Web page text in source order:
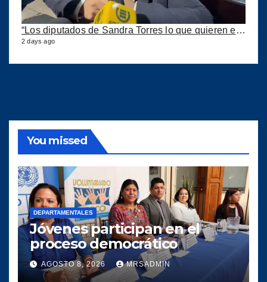
2 days ago
You missed
DEPARTAMENTALES
Jóvenes participan en el
proceso democrático
AGOSTO 8, 2026 MRSADMIN